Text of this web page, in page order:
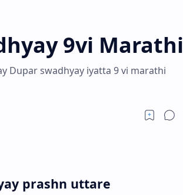
9vi Marathi
Dupar swadhyay iyatta 9 vi marathi
prashn uttare